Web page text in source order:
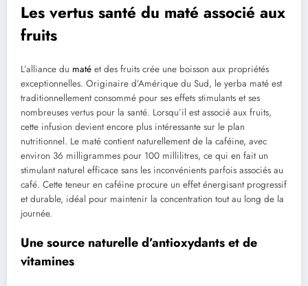
Les vertus santé du maté associé aux
fruits
L’alliance du maté et des fruits crée une boisson aux propriétés
exceptionnelles. Originaire d’Amérique du Sud, le yerba maté est
traditionnellement consommé pour ses effets stimulants et ses
nombreuses vertus pour la santé. Lorsqu’il est associé aux fruits,
cette infusion devient encore plus intéressante sur le plan
nutritionnel. Le maté contient naturellement de la caféine, avec
environ 36 milligrammes pour 100 millilitres, ce qui en fait un
stimulant naturel efficace sans les inconvénients parfois associés au
café. Cette teneur en caféine procure un effet énergisant progressif
et durable, idéal pour maintenir la concentration tout au long de la
journée.
Une source naturelle d’antioxydants et de
vitamines